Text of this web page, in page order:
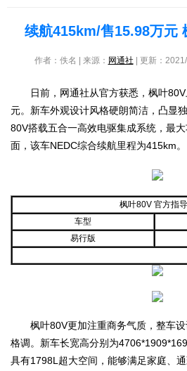
续航415km/售15.98万元
作者：佚名 | 来源： 网通社 | 更新：
日前，网通社从官方获悉，枫叶
元。新车外观设计风格硬朗简洁，凸显
80V搭载五合一高效电驱集成系统，最
面，该车NEDC综合续航里程为415km。
枫叶80V 官方指
车型
易行版
枫叶80V更加注重商务气质，整车
格调。新车长宽高分别为
具有1798L超大空间，能够满足家庭、